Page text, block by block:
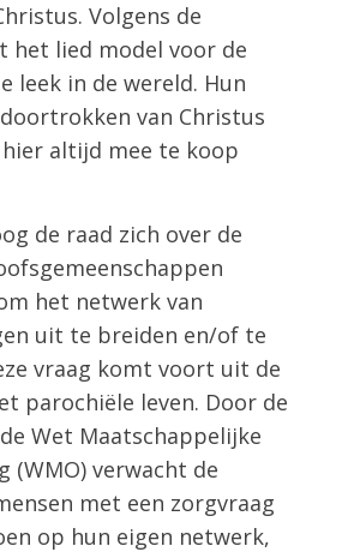
Volgens de
het lied model voor de
leek in de wereld. Hun
van Christus
altijd mee te koop
de raad zich over de
het netwerk van
uit te breiden en/of te
vraag komt voort uit de
parochiële leven. Door de
Wet Maatschappelijke
(WMO) verwacht de
met een zorgvraag
op hun eigen netwerk,